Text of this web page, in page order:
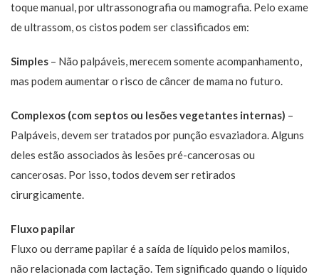
toque manual, por ultrassonografia ou mamografia. Pelo exame
de ultrassom, os cistos podem ser classificados em:
Simples – Não palpáveis, merecem somente acompanhamento,
mas podem aumentar o risco de câncer de mama no futuro.
Complexos (com septos ou lesões vegetantes internas) –
Palpáveis, devem ser tratados por punção esvaziadora. Alguns
deles estão associados às lesões pré-cancerosas ou
cancerosas. Por isso, todos devem ser retirados
cirurgicamente.
Fluxo papilar
Fluxo ou derrame papilar é a saída de líquido pelos mamilos,
não relacionada com lactação. Tem significado quando o líquido